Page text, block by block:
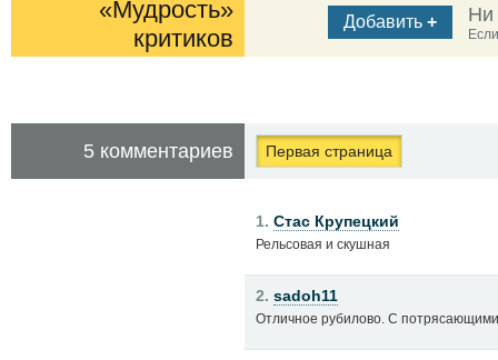
«Мудрость»
критиков
Добавить + Ни
5 комментариев Первая страница
1. Стас Крупецкий
Рельсовая и скушная
2. sadoh11
Отличное рубилово. С